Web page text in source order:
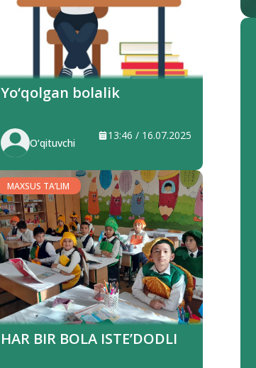
Yo‘qolgan bolalik
O‘qituvchi
13:46 / 16.07.2025
MAXSUS TA’LIM
HAR BIR BOLA ISTE’DODLI